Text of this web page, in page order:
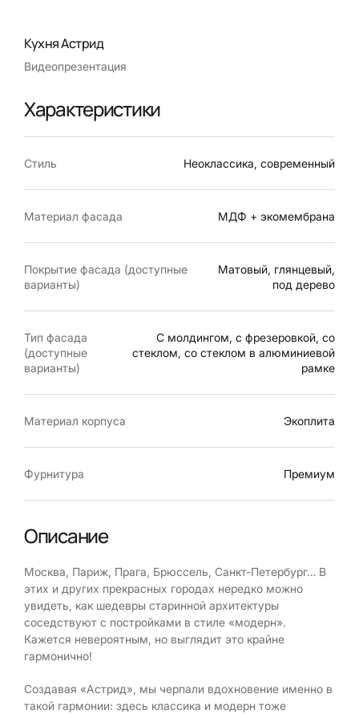
Кухня Астрид
Видеопрезентация
Характеристики
Стиль Неоклассика, современный
Материал фасада МДФ + экомембрана
Покрытие фасада (доступные
варианты)
Матовый, глянцевый,
под дерево
Тип фасада
(доступные
варианты)
С молдингом, с фрезеровкой, со
стеклом, со стеклом в алюминиевой
рамке
Материал корпуса Экоплита
Фурнитура Премиум
Описание
Москва, Париж, Прага, Брюссель, Санкт-Петербург… В
этих и других прекрасных городах нередко можно
увидеть, как шедевры старинной архитектуры
соседствуют с постройками в стиле «модерн».
Кажется невероятным, но выглядит это крайне
гармонично!
Создавая «Астрид», мы черпали вдохновение именно в
такой гармонии: здесь классика и модерн тоже